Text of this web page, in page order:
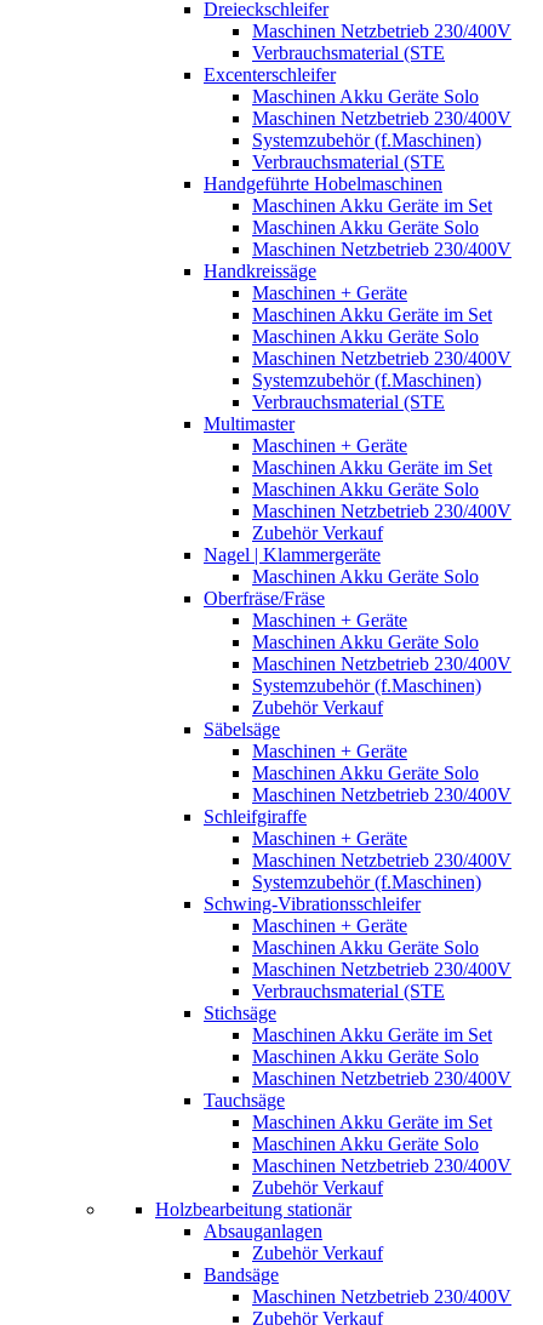
Dreieckschleifer
Maschinen Netzbetrieb 230/400V
Verbrauchsmaterial (STE
Excenterschleifer
Maschinen Akku Geräte Solo
Maschinen Netzbetrieb 230/400V
Systemzubehör (f.Maschinen)
Verbrauchsmaterial (STE
Handgeführte Hobelmaschinen
Maschinen Akku Geräte im Set
Maschinen Akku Geräte Solo
Maschinen Netzbetrieb 230/400V
Handkreissäge
Maschinen + Geräte
Maschinen Akku Geräte im Set
Maschinen Akku Geräte Solo
Maschinen Netzbetrieb 230/400V
Systemzubehör (f.Maschinen)
Verbrauchsmaterial (STE
Multimaster
Maschinen + Geräte
Maschinen Akku Geräte im Set
Maschinen Akku Geräte Solo
Maschinen Netzbetrieb 230/400V
Zubehör Verkauf
Nagel | Klammergeräte
Maschinen Akku Geräte Solo
Oberfräse/Fräse
Maschinen + Geräte
Maschinen Akku Geräte Solo
Maschinen Netzbetrieb 230/400V
Systemzubehör (f.Maschinen)
Zubehör Verkauf
Säbelsäge
Maschinen + Geräte
Maschinen Akku Geräte Solo
Maschinen Netzbetrieb 230/400V
Schleifgiraffe
Maschinen + Geräte
Maschinen Netzbetrieb 230/400V
Systemzubehör (f.Maschinen)
Schwing-Vibrationsschleifer
Maschinen + Geräte
Maschinen Akku Geräte Solo
Maschinen Netzbetrieb 230/400V
Verbrauchsmaterial (STE
Stichsäge
Maschinen Akku Geräte im Set
Maschinen Akku Geräte Solo
Maschinen Netzbetrieb 230/400V
Tauchsäge
Maschinen Akku Geräte im Set
Maschinen Akku Geräte Solo
Maschinen Netzbetrieb 230/400V
Zubehör Verkauf
Holzbearbeitung stationär
Absauganlagen
Zubehör Verkauf
Bandsäge
Maschinen Netzbetrieb 230/400V
Zubehör Verkauf